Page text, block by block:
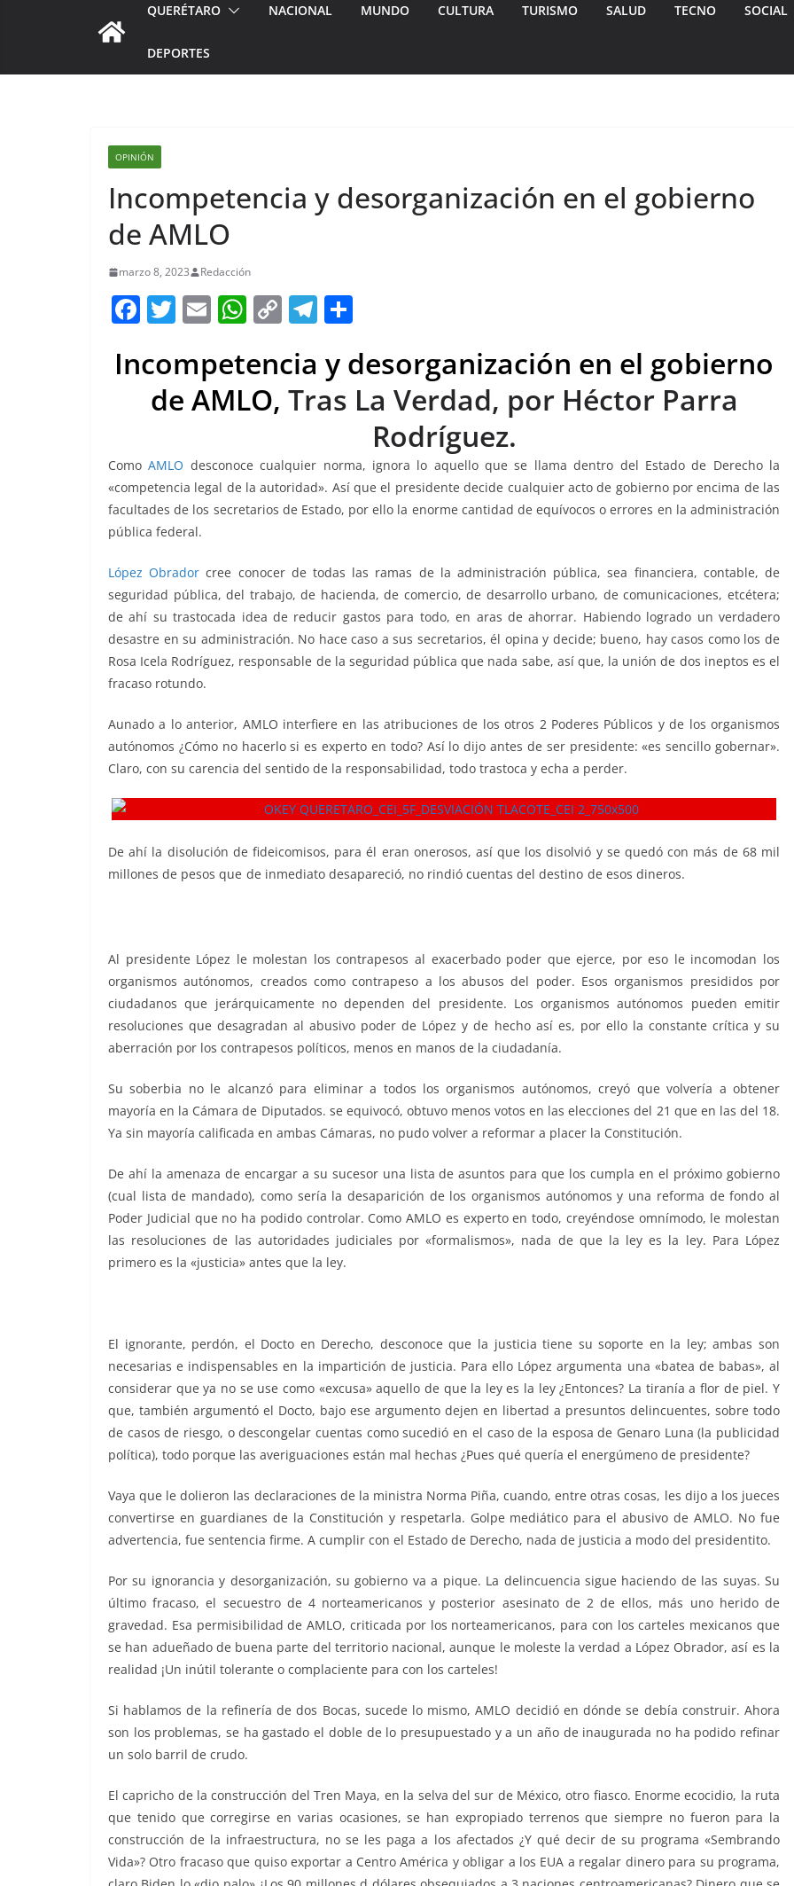
QUERÉTARO NACIONAL MUNDO CULTURA TURISMO SALUD TECNO SOCIAL
DEPORTES
OPINIÓN
Incompetencia y desorganización en el gobierno
de AMLO
marzo 8, 2023 Redacción
F
c
e
b
o
o
k
T
itt
er
E
ai
l
W
at
s
A
p
C
p
y
Li
n
k
T
e
gr
a
ar
e
Incompetencia y desorganización en el gobierno
de AMLO, Tras La Verdad, por Héctor Parra
Rodríguez.
ComoAMLO desconoce cualquier norma, ignora lo aquello que se llama dentro del Estado de Derecho la
«competencia legal de la autoridad». Así que el presidente decide cualquier acto de gobierno por encima de las
facultades de los secretarios de Estado, por ello la enorme cantidad de equívocos o errores en la administración
pública federal.
López Obrador cree conocer de todas las ramas de la administración pública, sea financiera, contable, de
seguridad pública, del trabajo, de hacienda, de comercio, de desarrollo urbano, de comunicaciones, etcétera;
de ahí su trastocada idea de reducir gastos para todo, en aras de ahorrar. Habiendo logrado un verdadero
desastre en su administración. No hace caso a sus secretarios, él opina y decide; bueno, hay casos como los de
Rosa Icela Rodríguez, responsable de la seguridad pública que nada sabe, así que, la unión de dos ineptos es el
fracaso rotundo.
Aunado a lo anterior, AMLO interfiere en las atribuciones de los otros 2 Poderes Públicos y de los organismos
autónomos ¿Cómo no hacerlo si es experto en todo? Así lo dijo antes de ser presidente: «es sencillo gobernar».
Claro, con su carencia del sentido de la responsabilidad, todo trastoca y echa a perder.
De ahí la disolución de fideicomisos, para él eran onerosos, así que los disolvió y se quedó con más de 68 mil
millones de pesos que de inmediato desapareció, no rindió cuentas del destino de esos dineros.
Al presidente López le molestan los contrapesos al exacerbado poder que ejerce, por eso le incomodan los
organismos autónomos, creados como contrapeso a los abusos del poder. Esos organismos presididos por
ciudadanos que jerárquicamente no dependen del presidente. Los organismos autónomos pueden emitir
resoluciones que desagradan al abusivo poder de López y de hecho así es, por ello la constante crítica y su
aberración por los contrapesos políticos, menos en manos de la ciudadanía.
Su soberbia no le alcanzó para eliminar a todos los organismos autónomos, creyó que volvería a obtener
mayoría en la Cámara de Diputados. se equivocó, obtuvo menos votos en las elecciones del 21 que en las del 18.
Ya sin mayoría calificada en ambas Cámaras, no pudo volver a reformar a placer la Constitución.
De ahí la amenaza de encargar a su sucesor una lista de asuntos para que los cumpla en el próximo gobierno
(cual lista de mandado), como sería la desaparición de los organismos autónomos y una reforma de fondo al
Poder Judicial que no ha podido controlar. Como AMLO es experto en todo, creyéndose omnímodo, le molestan
las resoluciones de las autoridades judiciales por «formalismos», nada de que la ley es la ley. Para López
primero es la «justicia» antes que la ley.
El ignorante, perdón, el Docto en Derecho, desconoce que la justicia tiene su soporte en la ley; ambas son
necesarias e indispensables en la impartición de justicia. Para ello López argumenta una «batea de babas», al
considerar que ya no se use como «excusa» aquello de que la ley es la ley ¿Entonces? La tiranía a flor de piel. Y
que, también argumentó el Docto, bajo ese argumento dejen en libertad a presuntos delincuentes, sobre todo
de casos de riesgo, o descongelar cuentas como sucedió en el caso de la esposa de Genaro Luna (la publicidad
política), todo porque las averiguaciones están mal hechas ¿Pues qué quería el energúmeno de presidente?
Vaya que le dolieron las declaraciones de la ministra Norma Piña, cuando, entre otras cosas, les dijo a los jueces
convertirse en guardianes de la Constitución y respetarla. Golpe mediático para el abusivo de AMLO. No fue
advertencia, fue sentencia firme. A cumplir con el Estado de Derecho, nada de justicia a modo del presidentito.
Por su ignorancia y desorganización, su gobierno va a pique. La delincuencia sigue haciendo de las suyas. Su
último fracaso, el secuestro de 4 norteamericanos y posterior asesinato de 2 de ellos, más uno herido de
gravedad. Esa permisibilidad de AMLO, criticada por los norteamericanos, para con los carteles mexicanos que
se han adueñado de buena parte del territorio nacional, aunque le moleste la verdad a López Obrador, así es la
realidad ¡Un inútil tolerante o complaciente para con los carteles!
Si hablamos de la refinería de dos Bocas, sucede lo mismo, AMLO decidió en dónde se debía construir. Ahora
son los problemas, se ha gastado el doble de lo presupuestado y a un año de inaugurada no ha podido refinar
un solo barril de crudo.
El capricho de la construcción del Tren Maya, en la selva del sur de México, otro fiasco. Enorme ecocidio, la ruta
que tenido que corregirse en varias ocasiones, se han expropiado terrenos que siempre no fueron para la
construcción de la infraestructura, no se les paga a los afectados ¿Y qué decir de su programa «Sembrando
Vida»? Otro fracaso que quiso exportar a Centro América y obligar a los EUA a regalar dinero para su programa,